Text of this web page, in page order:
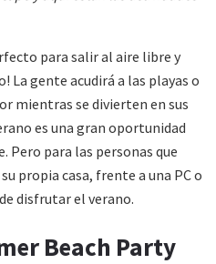
para salir al aire libre y
La gente acudirá a las playas o
mientras se divierten en sus
es una gran oportunidad
Pero para las personas que
propia casa, frente a una PC o
disfrutar el verano.
Beach Party